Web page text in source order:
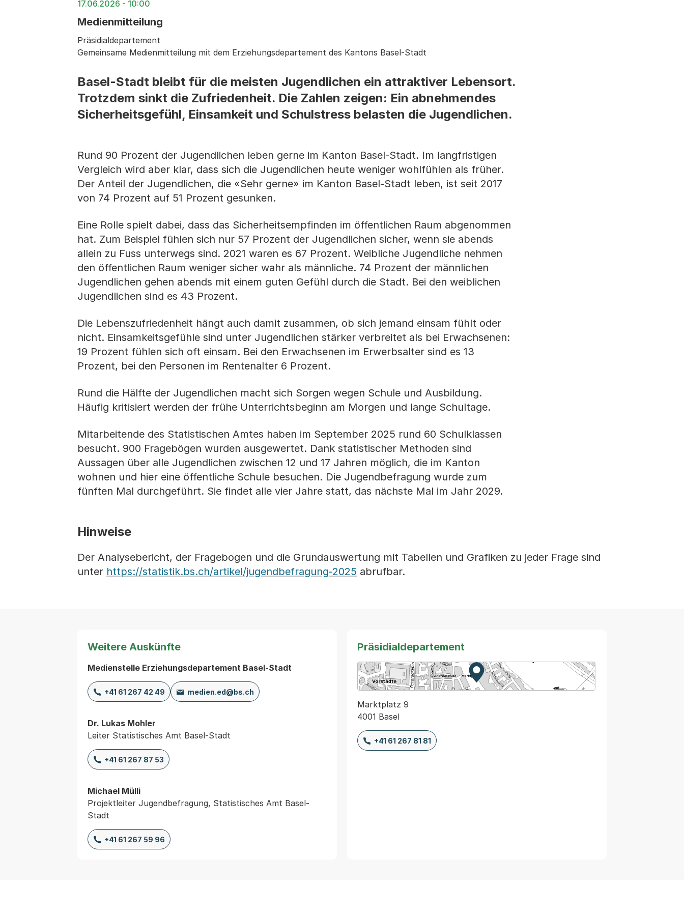
17.06.2026 - 10:00
Medienmitteilung
Präsidialdepartement
Gemeinsame Medienmitteilung mit dem Erziehungsdepartement des Kantons Basel-Stadt
Basel-Stadt bleibt für die meisten Jugendlichen ein attraktiver Lebensort.
Trotzdem sinkt die Zufriedenheit. Die Zahlen zeigen: Ein abnehmendes
Sicherheitsgefühl, Einsamkeit und Schulstress belasten die Jugendlichen.
Rund 90 Prozent der Jugendlichen leben gerne im Kanton Basel-Stadt. Im langfristigen
Vergleich wird aber klar, dass sich die Jugendlichen heute weniger wohlfühlen als früher.
Der Anteil der Jugendlichen, die «Sehr gerne» im Kanton Basel-Stadt leben, ist seit 2017
von 74 Prozent auf 51 Prozent gesunken.
Eine Rolle spielt dabei, dass das Sicherheitsempfinden im öffentlichen Raum abgenommen
hat. Zum Beispiel fühlen sich nur 57 Prozent der Jugendlichen sicher, wenn sie abends
allein zu Fuss unterwegs sind. 2021 waren es 67 Prozent. Weibliche Jugendliche nehmen
den öffentlichen Raum weniger sicher wahr als männliche. 74 Prozent der männlichen
Jugendlichen gehen abends mit einem guten Gefühl durch die Stadt. Bei den weiblichen
Jugendlichen sind es 43 Prozent.
Die Lebenszufriedenheit hängt auch damit zusammen, ob sich jemand einsam fühlt oder
nicht. Einsamkeitsgefühle sind unter Jugendlichen stärker verbreitet als bei Erwachsenen:
19 Prozent fühlen sich oft einsam. Bei den Erwachsenen im Erwerbsalter sind es 13
Prozent, bei den Personen im Rentenalter 6 Prozent.
Rund die Hälfte der Jugendlichen macht sich Sorgen wegen Schule und Ausbildung.
Häufig kritisiert werden der frühe Unterrichtsbeginn am Morgen und lange Schultage.
Mitarbeitende des Statistischen Amtes haben im September 2025 rund 60 Schulklassen
besucht. 900 Fragebögen wurden ausgewertet. Dank statistischer Methoden sind
Aussagen über alle Jugendlichen zwischen 12 und 17 Jahren möglich, die im Kanton
wohnen und hier eine öffentliche Schule besuchen. Die Jugendbefragung wurde zum
fünften Mal durchgeführt. Sie findet alle vier Jahre statt, das nächste Mal im Jahr 2029.
Hinweise
Der Analysebericht, der Fragebogen und die Grundauswertung mit Tabellen und Grafiken zu jeder Frage sind
unter https://statistik.bs.ch/artikel/jugendbefragung-2025 abrufbar.
Weitere Auskünfte
Medienstelle Erziehungsdepartement Basel-Stadt
+41 61 267 42 49 medien.ed@bs.ch
Dr. Lukas Mohler
Leiter Statistisches Amt Basel-Stadt
+41 61 267 87 53
Michael Mülli
Projektleiter Jugendbefragung, Statistisches Amt Basel-
Stadt
+41 61 267 59 96
Präsidialdepartement
Zur Karte von MapBS.
Externer Link, wird in einem neuen Tab oder
Marktplatz 9
4001 Basel
+41 61 267 81 81